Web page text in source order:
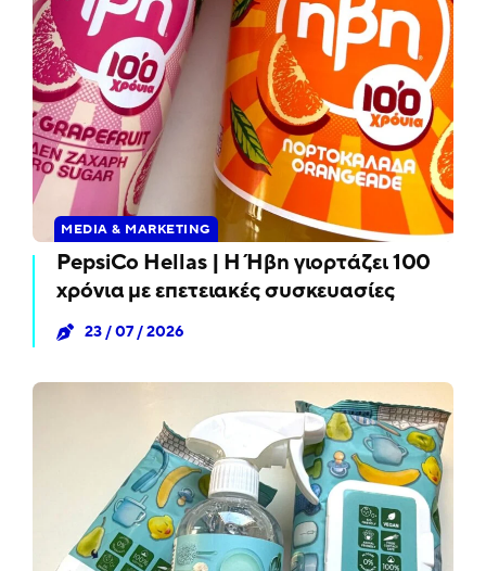
MEDIA & MARKETING
PepsiCo Hellas | Η Ήβη γιορτάζει 100
χρόνια με επετειακές συσκευασίες
23 / 07 / 2026